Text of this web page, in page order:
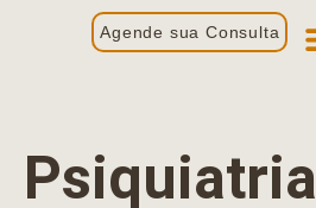
Agende sua Consulta
Psiquiatria